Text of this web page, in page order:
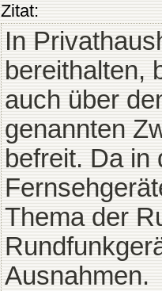
Zitat:
In
bereithalten,
auch über
genannten
befreit. Da in
Thema der
Ausnahmen.